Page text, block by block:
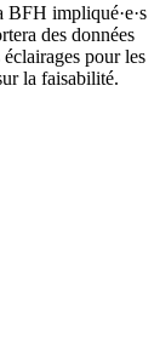
BFH impliqué·e·s
des données
pour les
la faisabilité.